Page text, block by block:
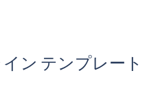
ン テンプレート